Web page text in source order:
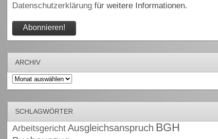
Datenschutzerklärungfür weitere Informationen.
ARCHIV
Archiv
SCHLAGWÖRTER
Arbeitsgericht Ausgleichsanspruch BGH